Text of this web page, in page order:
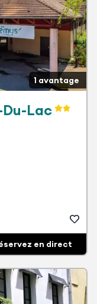
1 avantage
Lac
en direct